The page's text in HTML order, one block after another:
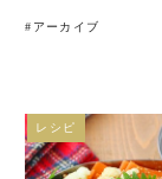
# アーカイブ
レシピ